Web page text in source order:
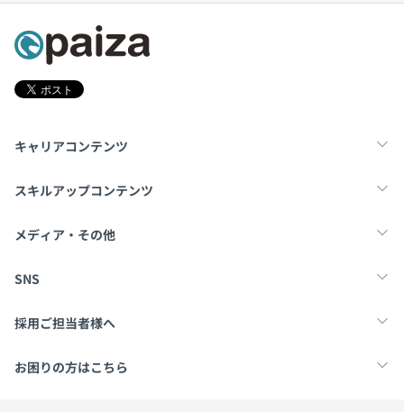
キャリアコンテンツ
転職・キャリア
スキルアップコンテンツ
学習
メディア・その他
Tech Team Journal
SNS
X
採用ご担当者様へ
採用・教育をお考えの企業様へ
お困りの方はこちら